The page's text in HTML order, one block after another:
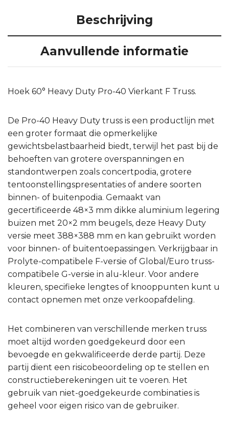
Beschrijving
Aanvullende informatie
Hoek 60° Heavy Duty Pro-40 Vierkant F Truss.
De Pro-40 Heavy Duty truss is een productlijn met
een groter formaat die opmerkelijke
gewichtsbelastbaarheid biedt, terwijl het past bij de
behoeften van grotere overspanningen en
standontwerpen zoals concertpodia, grotere
tentoonstellingspresentaties of andere soorten
binnen- of buitenpodia. Gemaakt van
gecertificeerde 48×3 mm dikke aluminium legering
buizen met 20×2 mm beugels, deze Heavy Duty
versie meet 388×388 mm en kan gebruikt worden
voor binnen- of buitentoepassingen. Verkrijgbaar in
Prolyte-compatibele F-versie of Global/Euro truss-
compatibele G-versie in alu-kleur. Voor andere
kleuren, specifieke lengtes of knooppunten kunt u
contact opnemen met onze verkoopafdeling.
Het combineren van verschillende merken truss
moet altijd worden goedgekeurd door een
bevoegde en gekwalificeerde derde partij. Deze
partij dient een risicobeoordeling op te stellen en
constructieberekeningen uit te voeren. Het
gebruik van niet-goedgekeurde combinaties is
geheel voor eigen risico van de gebruiker.